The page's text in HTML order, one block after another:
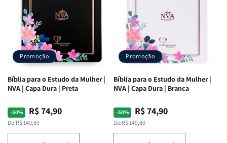
Promoção
Bíblia para o Estudo da Mulher |
NVA | Capa Dura | Preta
-50%
Preço
normal
De:R$ 149,80
Preço
promocional
R$ 74,90
Promoção
Bíblia para o Estudo da Mulher |
NVA | Capa Dura | Branca
-50%
Preço
normal
De:R$ 149,80
Preço
promocional
R$ 74,90